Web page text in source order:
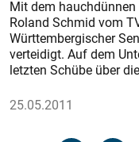
Mit dem
Roland Schmid vom
Würt­tembergischer
verteidigt. Auf dem
letzten Schübe über
25.05.2011